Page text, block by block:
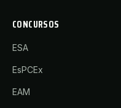
CONCURSOS
ESA
EsPCEx
EAM